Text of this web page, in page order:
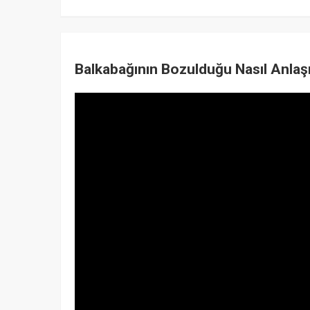
Balkabağının Bozulduğu Nasıl